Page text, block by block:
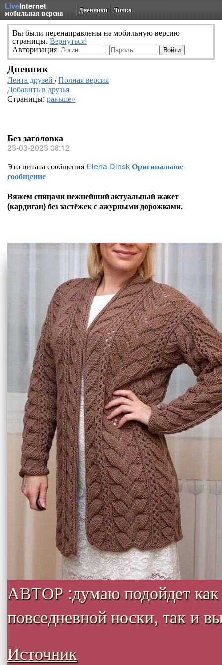
LiveInternet
мобильная версия Дневники Личка
Вы были перенаправлены на мобильную версию
страницы. Вернуться!
Авторизация
Дневник
Лента друзей /Полная версия
Добавить в друзья
Страницы: раньше»
Без заголовка
23-03-2023 08:12
Это цитата сообщения Elena-DinskОригинальное
сообщение
Вяжем спицами нежнейший актуальный жакет
(кардиган) без застёжек с ажурными дорожками.
АВТОР :думаю подойдет как
повседневной носки, так и
Источник